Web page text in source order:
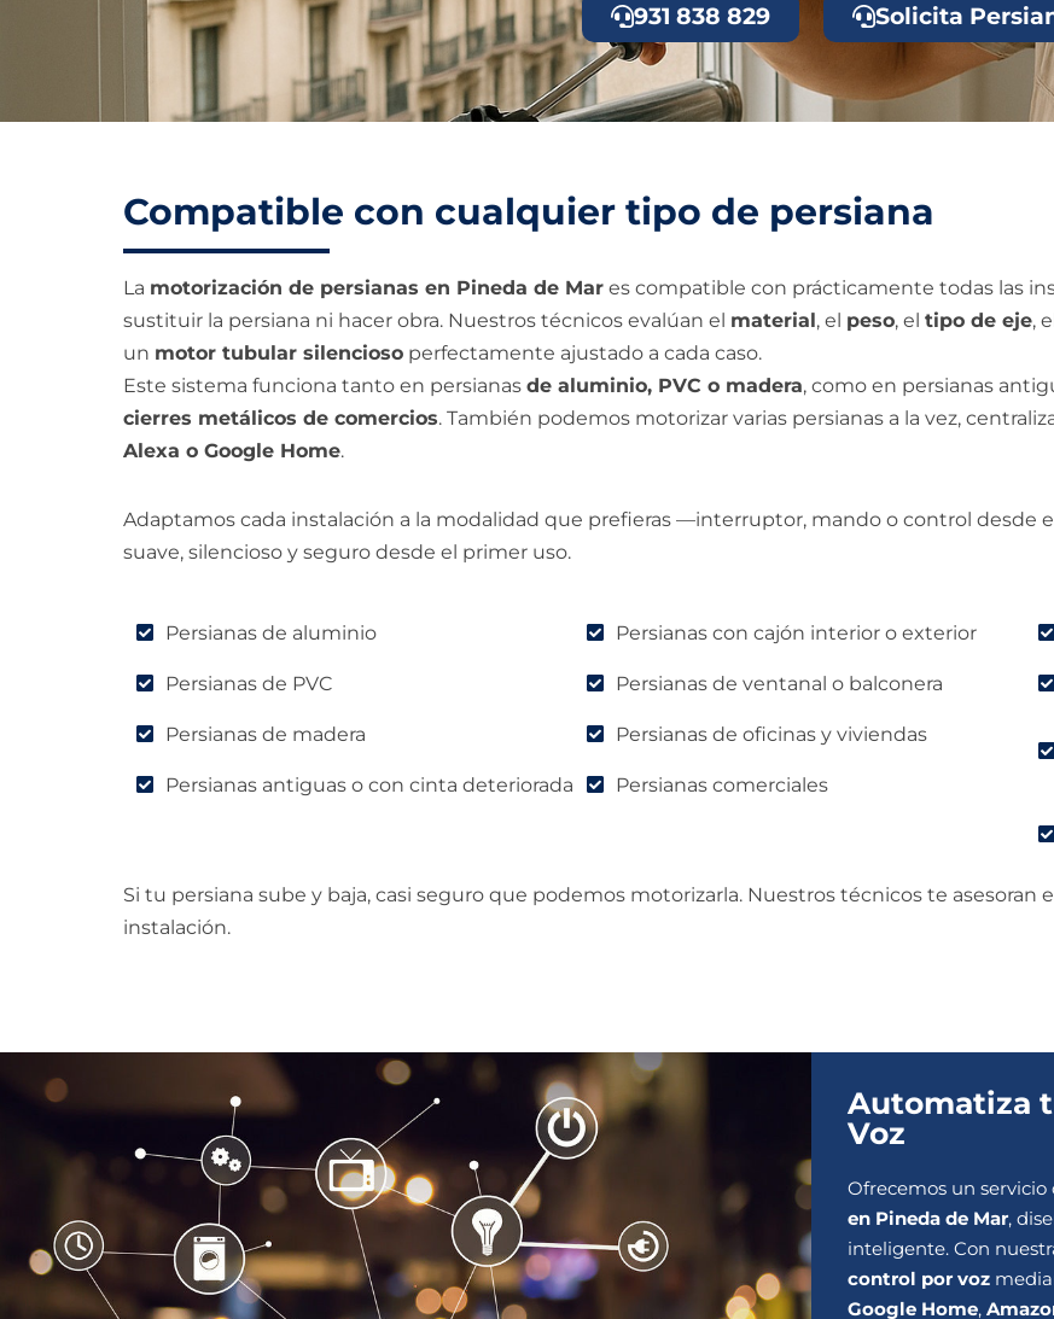
931 838 829 Solicita
Compatible con cualquier tipo de persiana
La motorización de persianas en Pineda de Mar es compatible con prácticamente todas las
sustituir la persiana ni hacer obra. Nuestros técnicos evalúan el material, el peso, el tipo de eje,
un motor tubular silencioso perfectamente ajustado a cada caso.
Este sistema funciona tanto en persianas de aluminio, PVC o madera, como en persianas
cierres metálicos de comercios. También podemos motorizar varias persianas a la vez,
Alexa o Google Home.
Adaptamos cada instalación a la modalidad que prefieras —interruptor, mando o control
suave, silencioso y seguro desde el primer uso.
Persianas de aluminio
Persianas de PVC
Persianas de madera
Persianas antiguas o con cinta deteriorada
Persianas con cajón interior o exterior
Persianas de ventanal o balconera
Persianas de oficinas y viviendas
Persianas comerciales
Si tu persiana sube y baja, casi seguro que podemos motorizarla. Nuestros técnicos te asesoran
instalación.
Automatiza
Voz
Ofrecemos un servicio
en Pineda de Mar,
inteligente. Con
control por voz
Google Home,